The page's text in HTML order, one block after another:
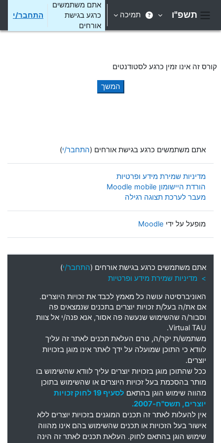
תשפ"ו תמיכה
אתם משתמשים
כרגע בגישת
אורחים
התחבר/י
קורס זה אינו זמין כרגע לסטודנטים
המשך
אתם משתמשים כרגע בגישת אורחים (התחבר/י)
מדיניות שמירת מידע ופרטיות
הורדת היישומון Moodle mobile
מעבר לערכת תצוגה רגילה
מופעל על ידי Moodle
אתם משתמשים כרגע בגישת אורחים (התחבר/י)
> מדיניות שמירת מידע ופרטיות
האוניברסיטה עושה כל מאמץ לכבד את זכויות היוצרים.
אם את/ה בעל/ת זכויות יוצרים בתכנים שנמצאים פה
וסבור/ה שהשימוש שנעשה פה אסור, אנא פנה/י אל צוות
Virtual TAU.
משתמש/ת יקר/ה, טרם העלאת תכנים לאתר זה עליך
לוודא כי התוכן שמועלה על ידך לאתר אינו מוגן בזכויות
יוצרים.
ככל שהתוכן מוגן בזכויות יוצרים עליך לוודא שהשימוש בו
מותר בהסכמת בעל זכויות היוצרים או שהשימוש בתוכן
מהווה שימוש הוגן בהתאם
לסעיף 19 לחוק זכויות
יוצרים, תשס"ח-2007.
אין להעלות לאתר זה תכנים המוגנים בזכויות יוצרים ללא
אישור בעל הזכויות או תכנים שהשימוש בהם אינו מהווה
שימוש הוגן בהתאם לחוק. העלאת תכנים לאתר זה הינה